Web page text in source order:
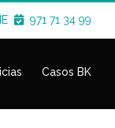
971 71 34 99
Casos BK